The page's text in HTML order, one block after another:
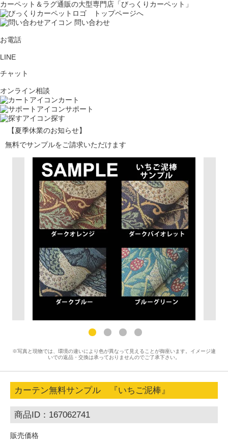
カーペット＆ラグ通販の大型専門店「びっくりカーペット」
問い合わせ
お電話
LINE
チャット
オンライン相談
カート
サポート
探す
【夏季休業のお知らせ】
無料でサンプルをご請求いただけます
※写真と現物では、環境の違いにより色が異なって見えることが御座います。イメージ違
いでの返品・交換は承っておりませんのでご了承下さい。
カーテン無料サンプル 『いちご泥棒』
商品ID：167062741
販売価格